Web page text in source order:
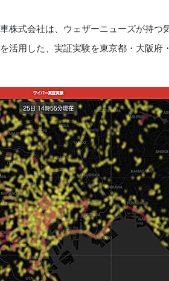
株式会社は、ウェザーニューズが持つ
活用した、実証実験を東京都・大阪府